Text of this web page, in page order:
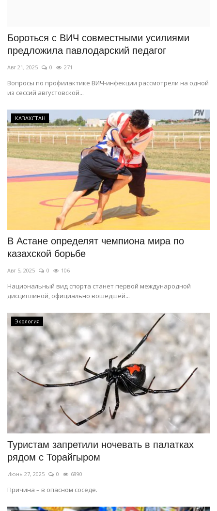
Бороться с ВИЧ совместными усилиями
предложила павлодарский педагог
Авг 21, 2025 0 271
Вопросы по профилактике ВИЧ-инфекции рассмотрели на одной
из сессий августовской...
КАЗАХСТАН
В Астане определят чемпиона мира по
казахской борьбе
Авг 5, 2025 0 106
Национальный вид спорта станет первой международной
дисциплиной, официально вошедшей...
Экология
Туристам запретили ночевать в палатках
рядом с Торайгыром
Июнь 27, 2025 0 6890
Причина – в опасном соседе.